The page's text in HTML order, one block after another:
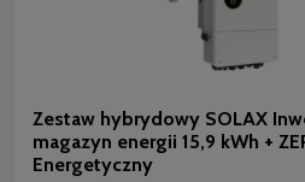
Zestaw hybrydowy SOLAX
magazyn energii 15,9 kWh +
Energetyczny